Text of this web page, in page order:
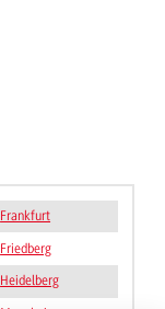
Frankfurt
Friedberg
Heidelberg